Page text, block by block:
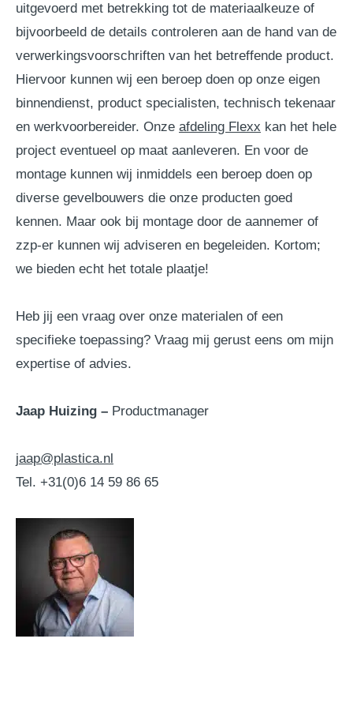
uitgevoerd met betrekking tot de materiaalkeuze of
bijvoorbeeld de details controleren aan de hand van de
verwerkingsvoorschriften van het betreffende product.
Hiervoor kunnen wij een beroep doen op onze eigen
binnendienst, product specialisten, technisch tekenaar
en werkvoorbereider. Onze afdeling Flexx kan het hele
project eventueel op maat aanleveren. En voor de
montage kunnen wij inmiddels een beroep doen op
diverse gevelbouwers die onze producten goed
kennen. Maar ook bij montage door de aannemer of
zzp-er kunnen wij adviseren en begeleiden. Kortom;
we bieden echt het totale plaatje!
Heb jij een vraag over onze materialen of een
specifieke toepassing? Vraag mij gerust eens om mijn
expertise of advies.
Jaap Huizing – Productmanager
jaap@plastica.nl
Tel. +31(0)6 14 59 86 65